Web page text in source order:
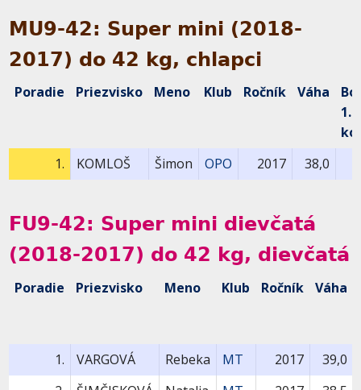
MU9-42: Super mini (2018-
2017) do 42 kg, chlapci
Poradie Priezvisko Meno Klub Ročník Váha
1.
1.
KOMLOŠ Šimon OPO 2017 38,0
FU9-42: Super mini dievčatá
(2018-2017) do 42 kg, dievčatá
Poradie Priezvisko Meno Klub Ročník Váha
1.
VARGOVÁ Rebeka MT 2017
39,0